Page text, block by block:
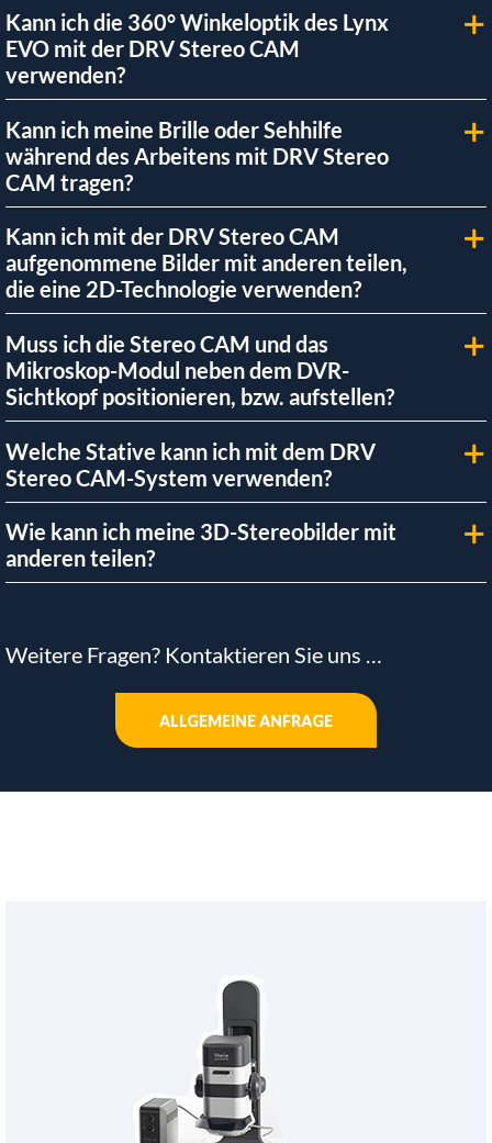
Kann ich die 360° Winkeloptik des Lynx
EVO mit der DRV Stereo CAM
verwenden?
Kann ich meine Brille oder Sehhilfe
während des Arbeitens mit DRV Stereo
CAM tragen?
Kann ich mit der DRV Stereo CAM
aufgenommene Bilder mit anderen teilen,
die eine 2D-Technologie verwenden?
Muss ich die Stereo CAM und das
Mikroskop-Modul neben dem DVR-
Sichtkopf positionieren, bzw. aufstellen?
Welche Stative kann ich mit dem DRV
Stereo CAM-System verwenden?
Wie kann ich meine 3D-Stereobilder mit
anderen teilen?
Weitere Fragen? Kontaktieren Sie uns …
ALLGEMEINE ANFRAGE